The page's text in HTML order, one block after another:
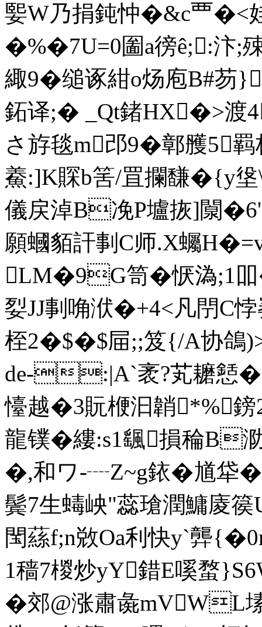
媐W乃捐鈍忡�&c覀
�%�7U=0圗a徬ê;:汴;
緅9�缒诼紺o炀庖B#芴
鉐译;� _Qt鍺HX�>渡
さ斿毯m邔9�鄣雘5
鯗:]K賝b筈/罝攔馦�{y垼
儀戻淖B凂P壚拻]闎
願蟈貊訐剚C师.X蠾
LM�9G笥�恹溈;1吅
姴JJ剚唃洑�+4<凡閅C悖
桎2�$�$屇;;笈{/A协
de-:|A`袤?芄耱懖
懛越�3貦楩汩韒*%鎊
龍镤�縷:s1颻損稐
�,和ワ-┈Z~g銥�馗牮
鬓7生蝳岟"蕊瑲潤鱅 庱篌
閠蕬f;n敚Oa利快y`龏{
1穑7椶炒yY錯E嗘蝥
�郊@涨肅彘